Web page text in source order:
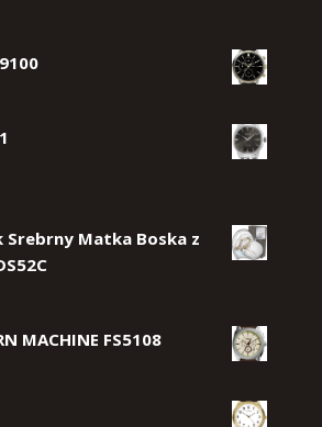
Srebrny Matka Boska z
MACHINE FS5108